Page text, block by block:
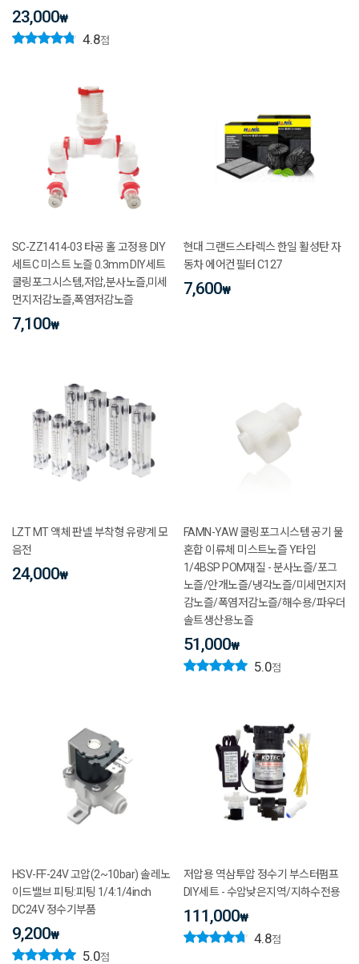
23,000₩
4.8점
SC-ZZ1414-03 타공 홀 고정용 DIY
세트C 미스트 노즐 0.3mm DIY세트
쿨링포그시스템,저압,분사노즐,미세
먼지저감노즐,폭염저감노즐
7,100₩
현대 그랜드스타렉스 한일 활성탄 자
동차 에어컨필터 C127
7,600₩
LZT MT 액체 판넬 부착형 유량계 모
음전
24,000₩
FAMN-YAW 쿨링포그시스템 공기 물
혼합 이류체 미스트노즐 Y타입
1/4BSP POM재질 - 분사노즐/포그
노즐/안개노즐/냉각노즐/미세먼지저
감노즐/폭염저감노즐/해수용/파우더
솔트생산용노즐
51,000₩
5.0점
HSV-FF-24V 고압(2~10bar) 솔레노
이드밸브 피팅:피팅 1/4:1/4inch
DC24V 정수기부품
9,200₩
5.0점
저압용 역삼투압 정수기 부스터펌프
DIY세트 - 수압낮은지역/지하수전용
111,000₩
4.8점